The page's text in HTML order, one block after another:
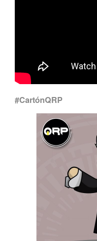
#CartónQRP